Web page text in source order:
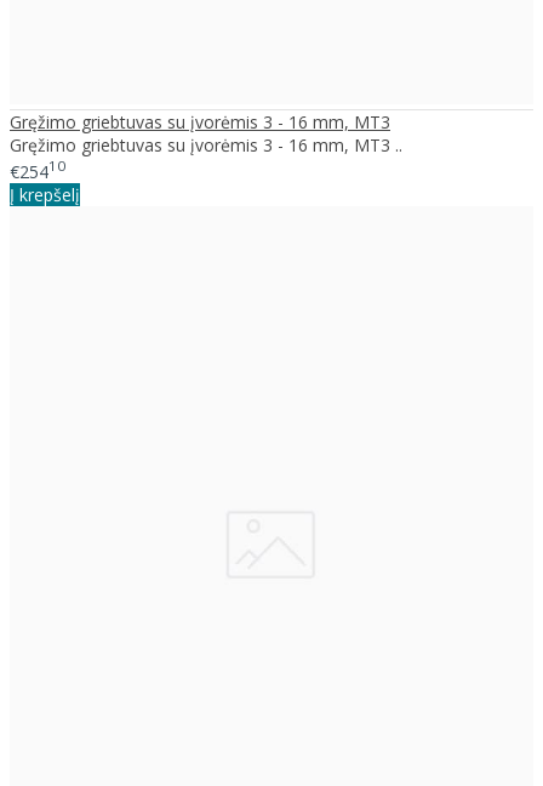
Gręžimo griebtuvas su įvorėmis 3 - 16 mm, MT3
Gręžimo griebtuvas su įvorėmis 3 - 16 mm, MT3 ..
€25410
Į krepšelį